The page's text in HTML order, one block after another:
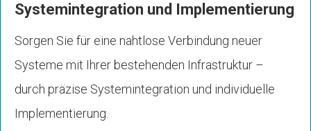
Systemintegration und Implementierung
Sorgen Sie für eine nahtlose Verbindung neuer
Systeme mit Ihrer bestehenden Infrastruktur –
durch präzise Systemintegration und individuelle
Implementierung.